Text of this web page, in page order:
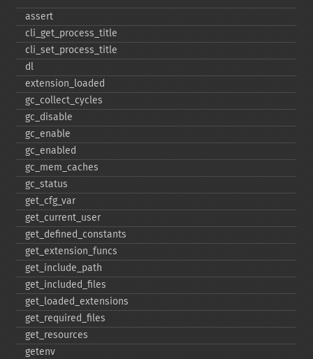
assert
cli_​get_​process_​title
cli_​set_​process_​title
dl
extension_​loaded
gc_​collect_​cycles
gc_​disable
gc_​enable
gc_​enabled
gc_​mem_​caches
gc_​status
get_​cfg_​var
get_​current_​user
get_​defined_​constants
get_​extension_​funcs
get_​include_​path
get_​included_​files
get_​loaded_​extensions
get_​required_​files
get_​resources
getenv